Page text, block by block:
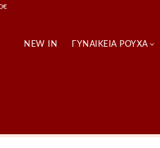
NEW IN ΓΥΝΑΙΚΕΊΑ ΡΟΎΧΑ